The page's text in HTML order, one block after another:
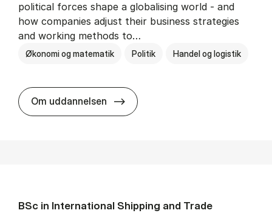
political forces shape a globalising world - and
how companies adjust their business strategies
and working methods to…
Økonomi og matematik Politik Handel og logistik
Om uddannelsen BSc in In­ter­na­tion­al Busi­ness
BSc in In­ter­na­tion­al Ship­ping and Trade